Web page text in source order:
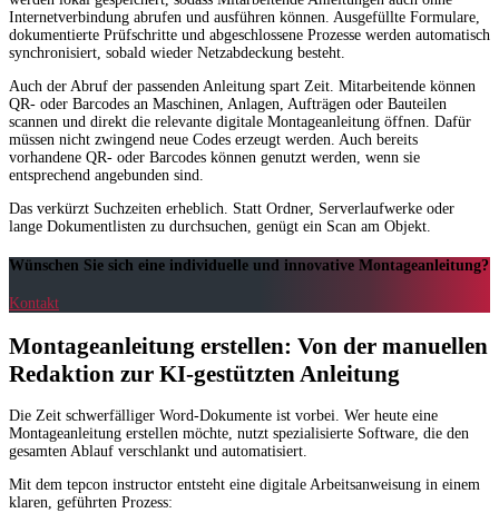
Internetverbindung abrufen und ausführen können. Ausgefüllte Formulare,
dokumentierte Prüfschritte und abgeschlossene Prozesse werden automatisch
synchronisiert, sobald wieder Netzabdeckung besteht.
Auch der Abruf der passenden Anleitung spart Zeit. Mitarbeitende können
QR- oder Barcodes an Maschinen, Anlagen, Aufträgen oder Bauteilen
scannen und direkt die relevante digitale Montageanleitung öffnen. Dafür
müssen nicht zwingend neue Codes erzeugt werden. Auch bereits
vorhandene QR- oder Barcodes können genutzt werden, wenn sie
entsprechend angebunden sind.
Das verkürzt Suchzeiten erheblich. Statt Ordner, Serverlaufwerke oder
lange Dokumentlisten zu durchsuchen, genügt ein Scan am Objekt.
Wünschen Sie sich eine individuelle und innovative Montageanleitung?
Kontakt
Montageanleitung erstellen: Von der manuellen
Redaktion zur KI-gestützten Anleitung
Die Zeit schwerfälliger Word-Dokumente ist vorbei. Wer heute eine
Montageanleitung erstellen möchte, nutzt spezialisierte Software, die den
gesamten Ablauf verschlankt und automatisiert.
Mit dem tepcon instructor entsteht eine digitale Arbeitsanweisung in einem
klaren, geführten Prozess: